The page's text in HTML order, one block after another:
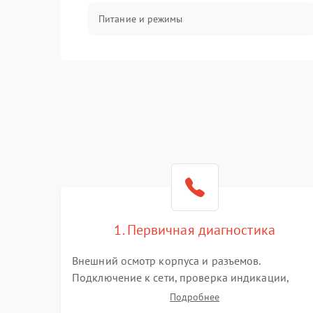
Питание и режимы
1. Первичная диагностика
Внешний осмотр корпуса и разъемов.
Подключение к сети, проверка индикации,
звуковых сигналов и кодов ошибок. Измерение
Подробнее